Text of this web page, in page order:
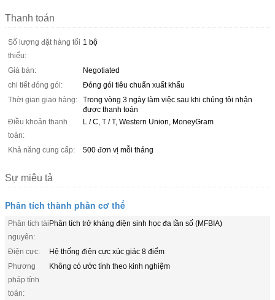
Thanh toán
Số lượng đặt hàng tối
thiểu:
1 bộ
Giá bán:
Negotiated
chi tiết đóng gói:
Đóng gói tiêu chuẩn xuất khẩu
Thời gian giao hàng:
Trong vòng 3 ngày làm việc sau khi chúng tôi nhận
được thanh toán
Điều khoản thanh
toán:
L / C, T / T, Western Union, MoneyGram
Khả năng cung cấp: 500 đơn vị mỗi tháng
Sự miêu tả
Phân tích thành phần cơ thể
Phân tích tài
nguyên:
Phân tích trở kháng điện sinh học đa tần số (MFBIA)
Điện cực:
Hệ thống điện cực xúc giác 8 điểm
Phương
pháp tính
toán:
Không có ước tính theo kinh nghiệm